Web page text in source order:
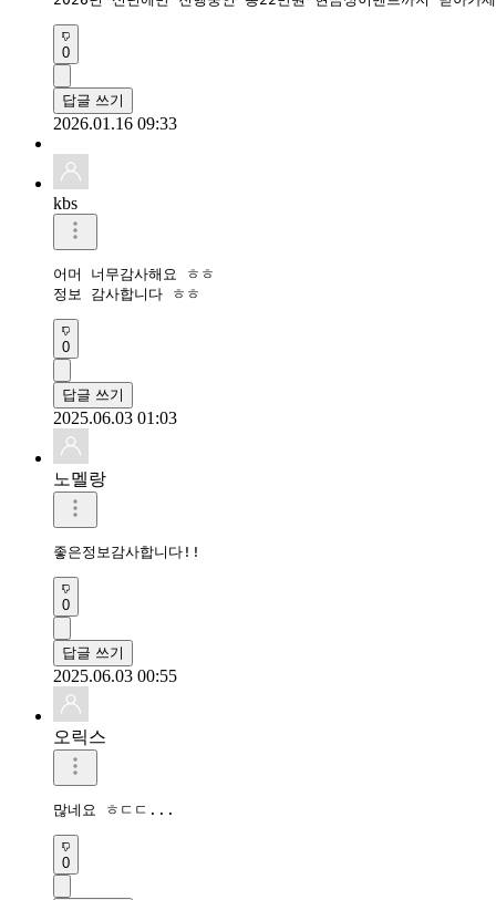
0
답글 쓰기
2026.01.16 09:33
kbs
어머 너무감사해요 ㅎㅎ
정보 감사합니다 ㅎㅎ
0
답글 쓰기
2025.06.03 01:03
노멜랑
좋은정보감사합니다!!
0
답글 쓰기
2025.06.03 00:55
오릭스
많네요 ㅎㄷㄷ...
0